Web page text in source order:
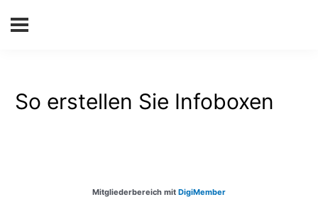
So erstellen Sie Infoboxen
Mitgliederbereich mit DigiMember